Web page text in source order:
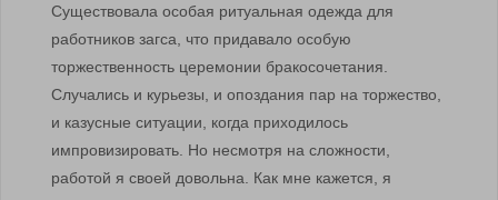
Существовала особая ритуальная одежда для
работников загса, что придавало особую
торжественность церемонии бракосочетания.
Случались и курьезы, и опоздания пар на торжество,
и казусные ситуации, когда приходилось
импровизировать. Но несмотря на сложности,
работой я своей довольна. Как мне кажется, я